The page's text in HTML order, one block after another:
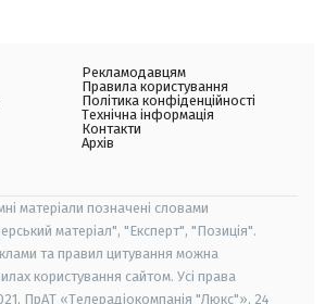
Рекламодавцям
Правила користування
Політика конфіденційності
Технічна інформація
Контакти
Архів
матеріали позначені словами
матеріал", "Експерт", "Позиція".
та правил цитування можна
користування сайтом. Усі права
ПрАТ «Телерадіокомпанія "Люкс"», 24